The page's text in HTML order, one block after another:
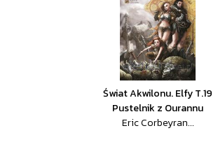
Świat Akwilonu. Elfy T.19
Pustelnik z Ourannu
Eric Corbeyran...